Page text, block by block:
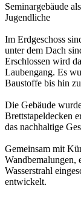
Seminargebäude
Jugendliche
Im Erdgeschoss
unter dem Dach
Erschlossen wird
Laubengang. Es
Baustoffe bis hin
Die Gebäude
Brettstapeldecken
das nachhaltige
Gemeinsam mit
Wandbemalungen,
Wasserstrahl
entwickelt.